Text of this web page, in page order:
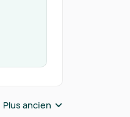
Réponses triées par
Plus ancien